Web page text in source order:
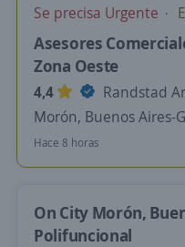
Se precisa Urgente
Asesores
Zona Oeste
4,4
Randstad
Morón, Buenos Aires-
Hace 8 horas
On City Morón,
Polifuncional